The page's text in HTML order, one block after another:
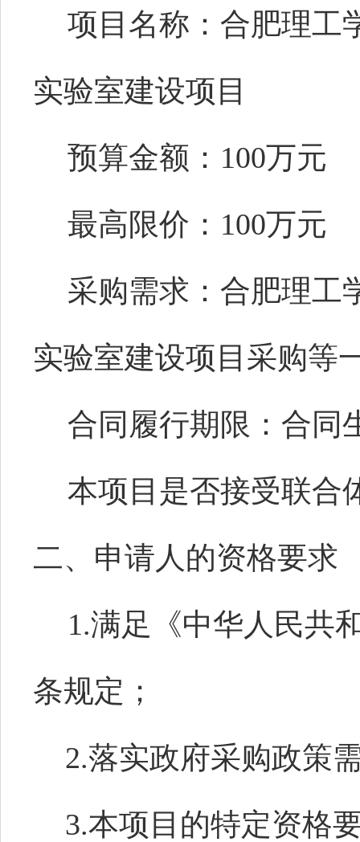
项目名称：合肥理工
实验室建设项目
预算金额：100万元
最高限价：100万元
采购需求：合肥理工
实验室建设项目采购等
合同履行期限：合同
本项目是否接受联合
二、申请人的资格要求
1.满足《中华人民共
条规定；
2.落实政府采购政策
3.本项目的特定资格